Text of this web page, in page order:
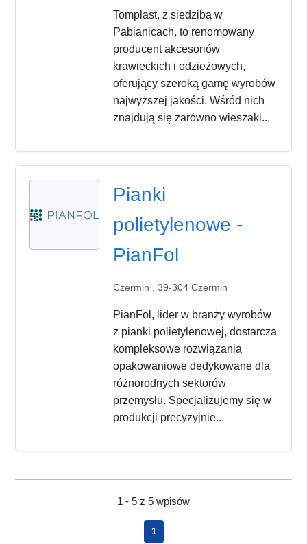
Tomplast, z siedzibą w
Pabianicach, to renomowany
producent akcesoriów
krawieckich i odzieżowych,
oferujący szeroką gamę wyrobów
najwyższej jakości. Wśród nich
znajdują się zarówno wieszaki...
Pianki
polietylenowe -
PianFol
Czermin , 39-304 Czermin
PianFol, lider w branży wyrobów
z pianki polietylenowej, dostarcza
kompleksowe rozwiązania
opakowaniowe dedykowane dla
różnorodnych sektorów
przemysłu. Specjalizujemy się w
produkcji precyzyjnie...
1 - 5 z 5 wpisów
1